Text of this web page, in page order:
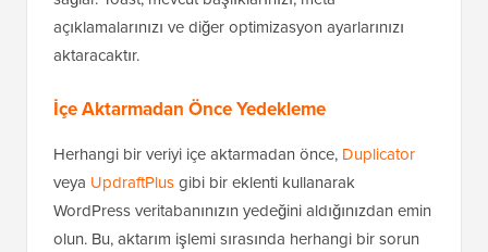
açıklamalarınızı ve diğer optimizasyon ayarlarınızı
aktaracaktır.
İçe Aktarmadan Önce Yedekleme
Herhangi bir veriyi içe aktarmadan önce, Duplicator
veya UpdraftPlusgibi bir eklenti kullanarak
WordPress veritabanınızın yedeğini aldığınızdan emin
olun. Bu, aktarım işlemi sırasında herhangi bir sorun